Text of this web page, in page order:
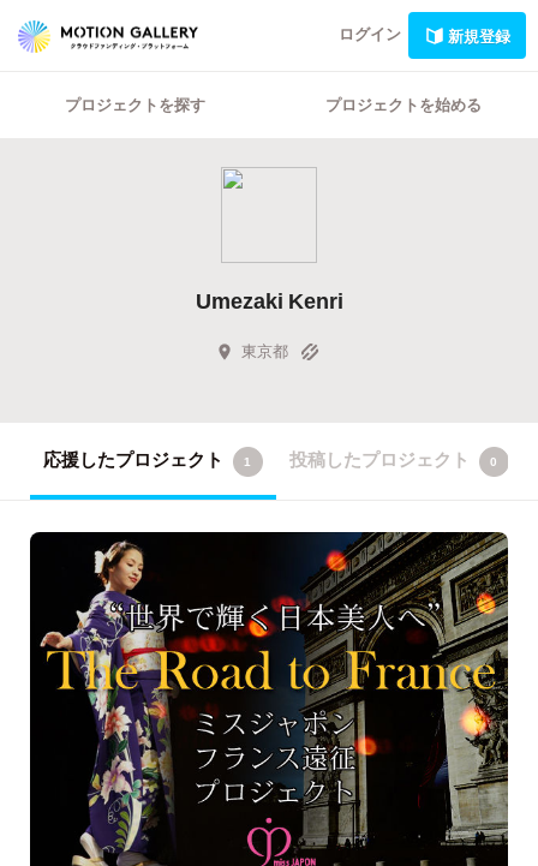
ログイン 新規登録
プロジェクトを探す プロジェクトを始める
Umezaki Kenri
東京都
応援したプロジェクト 1 投稿したプロジェクト 0